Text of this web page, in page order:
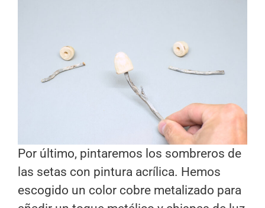
Por último, pintaremos los sombreros de
las setas con pintura acrílica. Hemos
escogido un color cobre metalizado para